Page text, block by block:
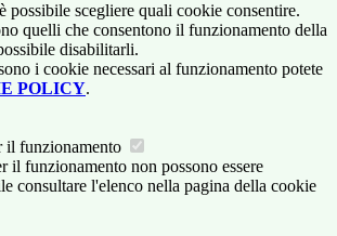
possibile scegliere quali cookie consentire.
quelli che consentono il funzionamento della
disabilitarli.
i cookie necessari al funzionamento potete
POLICY.
il funzionamento
il funzionamento non possono essere
consultare l'elenco nella pagina della cookie